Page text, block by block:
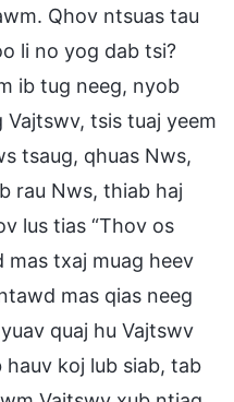
Qhov ntsuas tau
li no yog dab tsi?
ib tug neeg, nyob
tsis tuaj yeem
tsaug, qhuas Nws,
rau Nws, thiab haj
lus tias “Thov os
mas txaj muag heev
mas qias neeg
quaj hu Vajtswv
koj lub siab, tab